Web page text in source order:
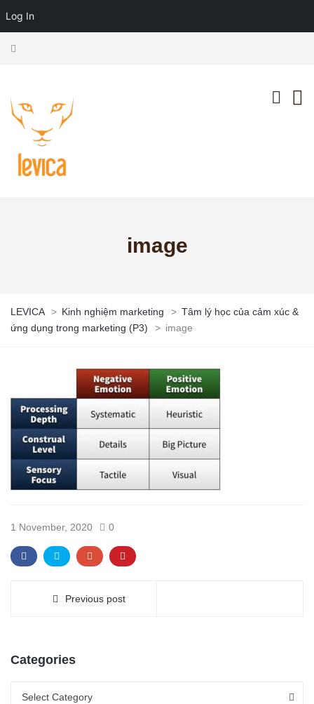
image
LEVICA > Kinh nghiệm marketing > Tâm lý học của cảm xúc &
ứng dụng trong marketing (P3)
> image
1 November, 2020 0
Previous post
Categories
Select Category
Log In